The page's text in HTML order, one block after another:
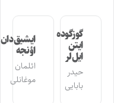
گوزگوده
ایتن
ایل‌لر
حیدر
بابایی
ایشیق‌دان
اؤنجه
ائلمان
موغانلی